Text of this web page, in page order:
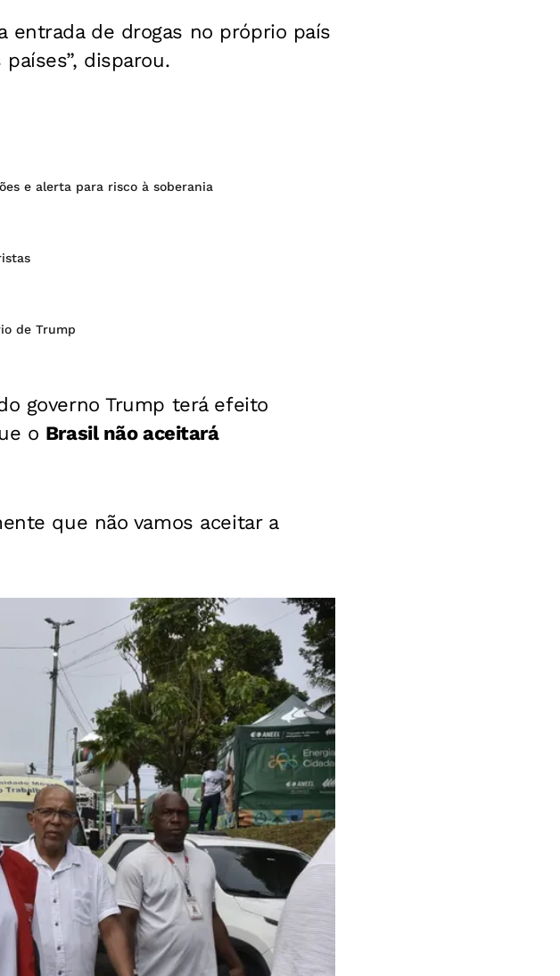
entrada de drogas no próprio país
disparou.
e alerta para risco à soberania
de Trump
governo Trump terá efeito
o Brasil não aceitará
que não vamos aceitar a